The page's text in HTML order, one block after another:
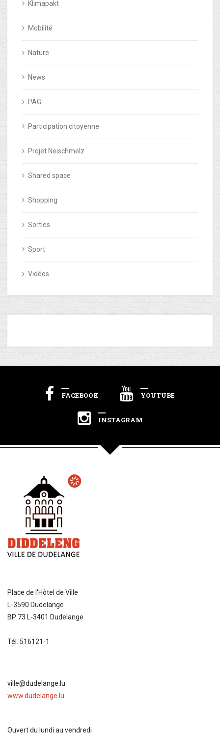
Klimapakt
Mobilité
Nature
News
PAG
Participation citoyenne
Projet Neischmelz
Shared space
Shopping
Sorties
Sport
Vidéos
FACEBOOK YOUTUBE
INSTAGRAM
Place de l'Hôtel de Ville
L-3590 Dudelange
BP 73 L-3401 Dudelange
Tél. 516121-1
ville@dudelange.lu
www.dudelange.lu
Ouvert du lundi au vendredi